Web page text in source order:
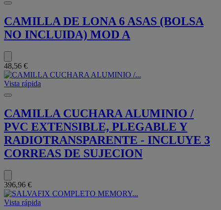
CAMILLA DE LONA 6 ASAS (BOLSA
NO INCLUIDA) MOD A
48,56 €
Vista rápida
CAMILLA CUCHARA ALUMINIO /
PVC EXTENSIBLE, PLEGABLE Y
RADIOTRANSPARENTE - INCLUYE 3
CORREAS DE SUJECION
396,96 €
Vista rápida